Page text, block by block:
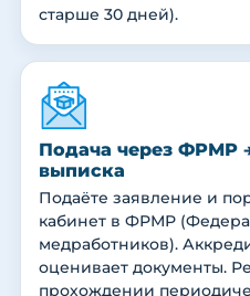
старше 30 дней).
Подача через ФРМР
выписка
Подаёте заявление и
кабинет в ФРМР
медработников).
оценивает документы.
прохождении